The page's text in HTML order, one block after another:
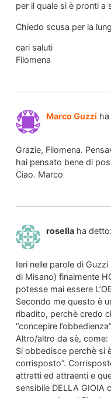
per il quale si è pronti a
Chiedo scusa per la
cari saluti
Filomena
Marco Guzzi
Grazie, Filomena.
hai pensato bene di
Ciao. Marco
rosella ha detto:
Ieri nelle parole di
di Misano) finalmente
potesse mai essere
Secondo me questo è
ribadito, perchè credo
“concepire
Altro/altro da sè, come:
Si obbedisce perchè si
corrisposto”.
attratti ed attraenti e
sensibile DELLA GIOIA